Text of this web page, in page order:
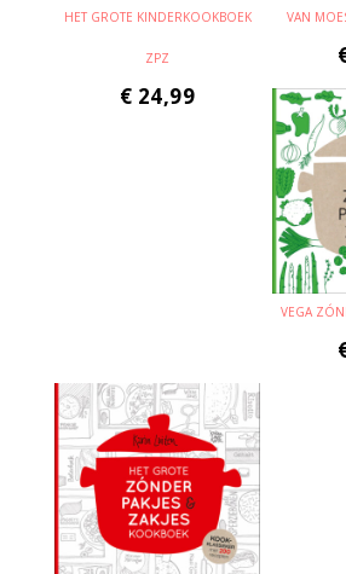
HET GROTE KINDERKOOKBOEK
ZPZ
€ 24,99
VAN
VEGA